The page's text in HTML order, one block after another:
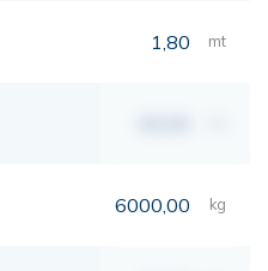
1,80 mt
6000,00 kg